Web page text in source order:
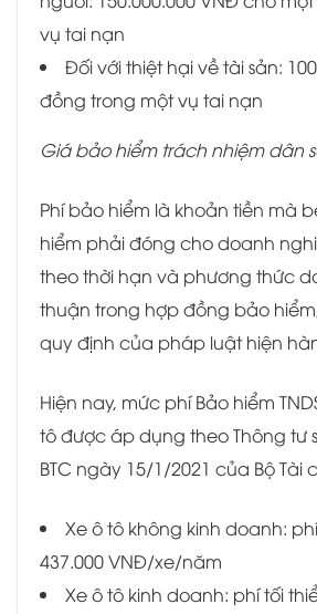
vụ tai nạn
Đối với thiệt hại về tài sản:
đồng trong một vụ tai nạn
Giá bảo hiểm trách nhiệm dân
Phí bảo hiểm là khoản tiền mà
hiểm phải đóng cho doanh
theo thời hạn và phương thức
thuận trong hợp đồng bảo
quy định của pháp luật hiện
Hiện nay, mức phí Bảo hiểm
tô được áp dụng theo Thông tư
BTC ngày 15/1/2021 của Bộ Tài
Xe ô tô không kinh doanh:
437.000 VNĐ/xe/năm
Xe ô tô kinh doanh: phí tối